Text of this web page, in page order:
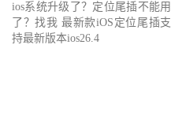
ios系统升级了？定位尾插不能用
了？找我 最新款iOS定位尾插支
持最新版本ios26.4